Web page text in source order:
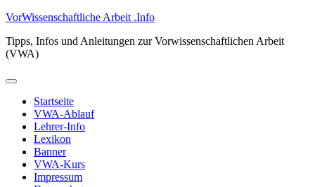
Zum
springen
VorWissenschaftliche Arbeit .Info
Tipps, Infos und Anleitungen zur Vorwissenschaftlichen Arbeit
(VWA)
Primäres
Startseite
VWA-Ablauf
Lehrer-Info
Lexikon
Banner
VWA-Kurs
Impressum